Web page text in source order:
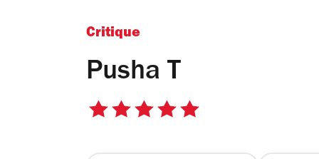
Critique
Pusha T
5